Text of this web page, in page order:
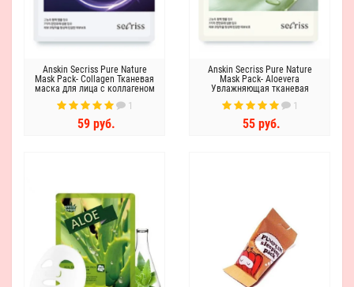
Anskin Secriss Pure Nature
Mask Pack- Collagen Тканевая
маска для лица с коллагеном
1
59 руб.
Anskin Secriss Pure Nature
Mask Pack- Aloevera
Увлажняющая тканевая
маска для лица с алоэ
1
55 руб.